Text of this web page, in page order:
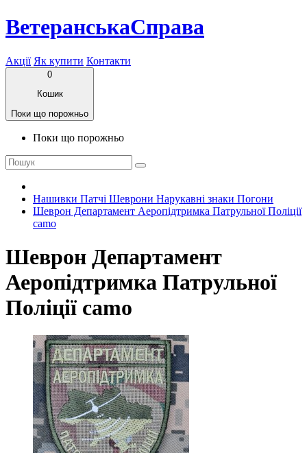
ВетеранськаСправа
Акції Як купити Контакти
0
Кошик
Поки що порожньо
Поки що порожньо
Нашивки Патчі Шеврони Нарукавні знаки Погони
Шеврон Департамент Аеропідтримка Патрульної Поліції
camo
Шеврон Департамент
Аеропідтримка Патрульної
Поліції camo